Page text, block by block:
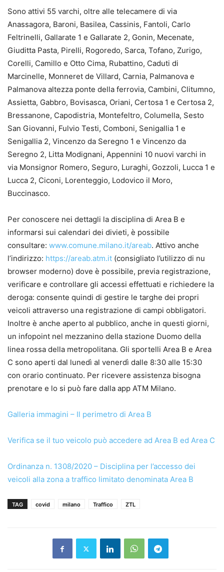
Sono attivi 55 varchi, oltre alle telecamere di via
Anassagora, Baroni, Basilea, Cassinis, Fantoli, Carlo
Feltrinelli, Gallarate 1 e Gallarate 2, Gonin, Mecenate,
Giuditta Pasta, Pirelli, Rogoredo, Sarca, Tofano, Zurigo,
Corelli, Camillo e Otto Cima, Rubattino, Caduti di
Marcinelle, Monneret de Villard, Carnia, Palmanova e
Palmanova altezza ponte della ferrovia, Cambini, Clitumno,
Assietta, Gabbro, Bovisasca, Oriani, Certosa 1 e Certosa 2,
Bressanone, Capodistria, Montefeltro, Columella, Sesto
San Giovanni, Fulvio Testi, Comboni, Senigallia 1 e
Senigallia 2, Vincenzo da Seregno 1 e Vincenzo da
Seregno 2, Litta Modignani, Appennini 10 nuovi varchi in
via Monsignor Romero, Seguro, Luraghi, Gozzoli, Lucca 1 e
Lucca 2, Ciconi, Lorenteggio, Lodovico il Moro,
Buccinasco.
Per conoscere nei dettagli la disciplina di Area B e
informarsi sui calendari dei divieti, è possibile
consultare: www.comune.milano.it/areab. Attivo anche
l’indirizzo: https://areab.atm.it (consigliato l’utilizzo di nu
browser moderno) dove è possibile, previa registrazione,
verificare e controllare gli accessi effettuati e richiedere la
deroga: consente quindi di gestire le targhe dei propri
veicoli attraverso una registrazione di campi obbligatori.
Inoltre è anche aperto al pubblico, anche in questi giorni,
un infopoint nel mezzanino della stazione Duomo della
linea rossa della metropolitana. Gli sportelli Area B e Area
C sono aperti dal lunedì al venerdì dalle 8:30 alle 15:30
con orario continuato. Per ricevere assistenza bisogna
prenotare e lo si può fare dalla app ATM Milano.
Galleria immagini – Il perimetro di Area B
Verifica se il tuo veicolo può accedere ad Area B ed Area C
Ordinanza n. 1308/2020 – Disciplina per l’accesso dei
veicoli alla zona a traffico limitato denominata Area B
TAG covid milano Traffico ZTL